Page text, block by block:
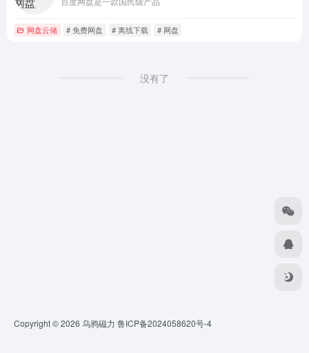
网盘云储 # 免费网盘 # 离线下载 # 网盘
没有了
Copyright © 2026 乌鸦磁力 鲁ICP备2024058620号-4